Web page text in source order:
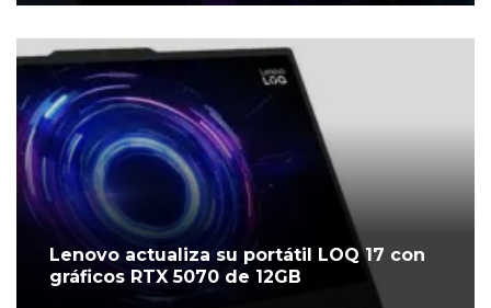
Lenovo actualiza su portátil LOQ 17 con
gráficos RTX 5070 de 12GB